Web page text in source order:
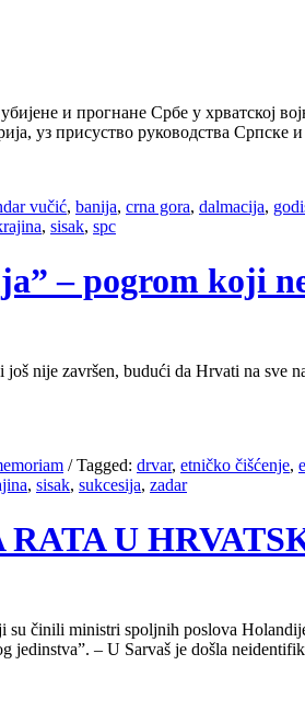
и прогнане Србе у хрватској
уз присуство руководства
vučić, banija, crna gora, dalmacija,
, sisak, spc
– pogrom koji
nije završen, budući da Hrvati na sve
/Tagged: drvar, etničko čišćenje,
, sisak, sukcesija, zadar
U
činili ministri spoljnih poslova
jedinstva”. – U Sarvaš je došla